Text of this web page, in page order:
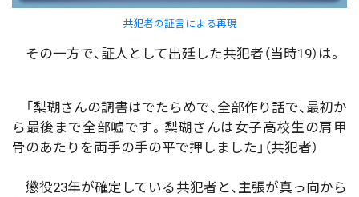
共犯者の証言による再現
その一方で、証人として出廷した共犯者（当時19）は。
「梨瑚さんの調書はでたらめで、全部作り話で、最初か
ら最後まで全部嘘です。梨瑚さんは女子高校生の肩甲
骨のあたりを両手の手の平で押しました」（共犯者）
懲役23年が確定している共犯者と、主張が真っ向から